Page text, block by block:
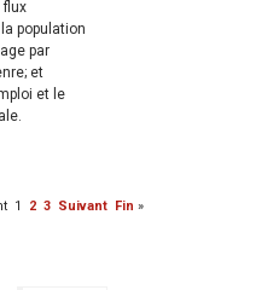
flux
population
par
et
et le
1 2 3 Suivant Fin »